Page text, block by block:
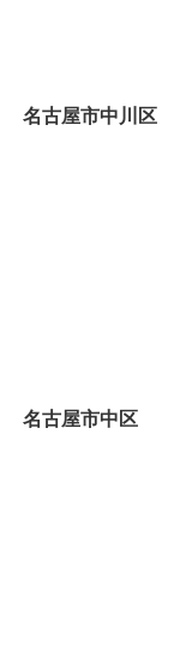
名古屋市中川区
名古屋市中区